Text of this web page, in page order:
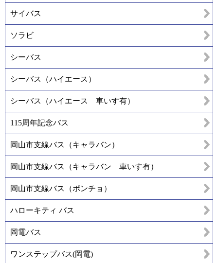
サイバス
ソラビ
シーバス
シーバス（ハイエース）
シーバス（ハイエース 車いす有）
115周年記念バス
岡山市支線バス（キャラバン）
岡山市支線バス（キャラバン 車いす有）
岡山市支線バス（ポンチョ）
ハローキティ バス
岡電バス
ワンステップバス(岡電)